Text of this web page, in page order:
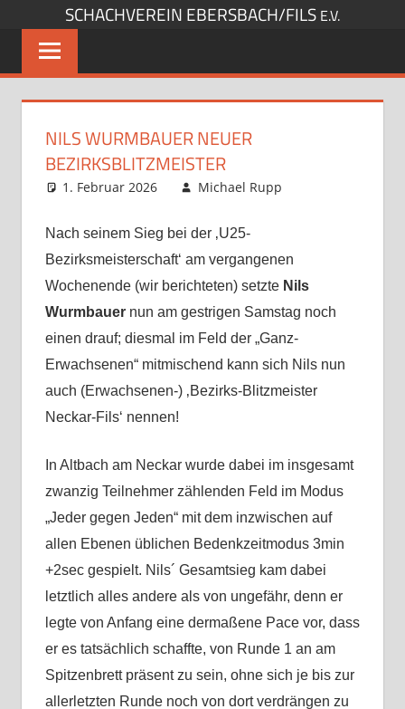
springen
SCHACHVEREIN EBERSBACH/FILS E.V.
NILS WURMBAUER NEUER
BEZIRKSBLITZMEISTER
1. Februar 2026 Michael Rupp
Nach seinem Sieg bei der ‚U25-
Bezirksmeisterschaft‘ am vergangenen
Wochenende (wir berichteten) setzte Nils
Wurmbauernun am gestrigen Samstag noch
einen drauf; diesmal im Feld der „Ganz-
Erwachsenen“ mitmischend kann sich Nils nun
auch (Erwachsenen-) ‚Bezirks-Blitzmeister
Neckar-Fils‘ nennen!
In Altbach am Neckar wurde dabei im insgesamt
zwanzig Teilnehmer zählenden Feld im Modus
„Jeder gegen Jeden“ mit dem inzwischen auf
allen Ebenen üblichen Bedenkzeitmodus 3min
+2sec gespielt. Nils´ Gesamtsieg kam dabei
letztlich alles andere als von ungefähr, denn er
legte von Anfang eine dermaßene Pace vor, dass
er es tatsächlich schaffte, von Runde 1 an am
Spitzenbrett präsent zu sein, ohne sich je bis zur
allerletzten Runde noch von dort verdrängen zu